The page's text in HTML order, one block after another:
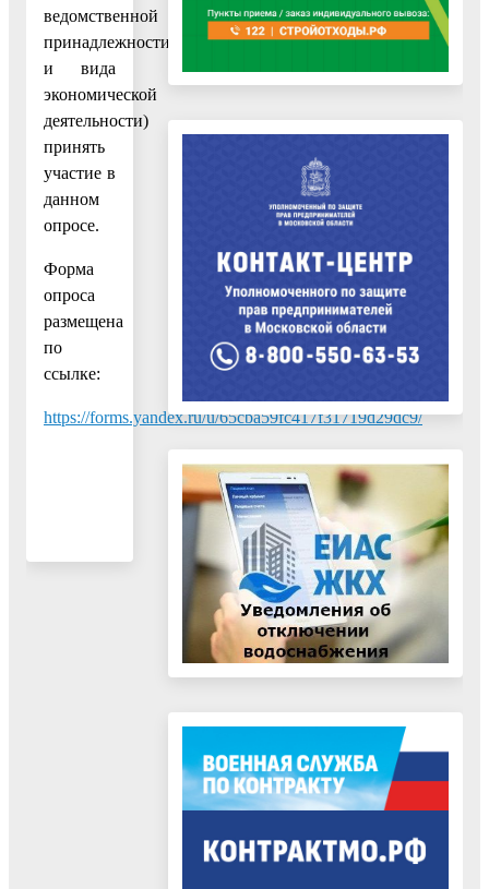
ведомственной
принадлежности
и вида
экономической
деятельности)
принять
участие в
данном
опросе.
Форма
опроса
размещена
по
ссылке:
https://forms.yandex.ru/u/65cba59fc417f31719d29dc9/